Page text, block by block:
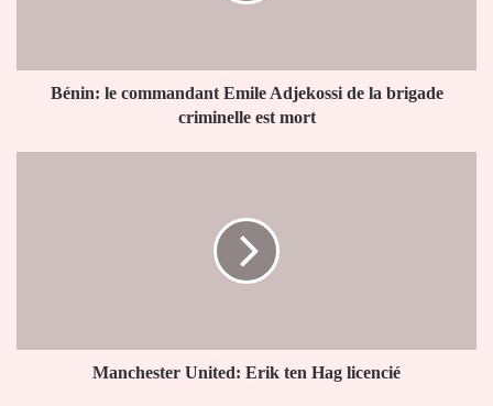
criminelle
Bénin: le commandant Emile Adjekossi de la brigade
criminelle est mort
Manchester United: Erik ten Hag licencié